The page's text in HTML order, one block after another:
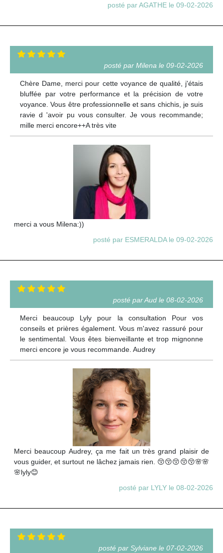
posté par AGATHE le 09-02-2026
posté par Milena le 09-02-2026
Chère Dame, merci pour cette voyance de qualité, j'étais
bluffée par votre performance et la précision de votre
voyance. Vous être professionnelle et sans chichis, je suis
ravie d 'avoir pu vous consulter. Je vous recommande;
mille merci encore++A très vite
merci a vous Milena:))
posté par ESMERALDA le 09-02-2026
posté par Aud le 08-02-2026
Merci beaucoup Lyly pour la consultation Pour vos
conseils et prières également. Vous m'avez rassuré pour
le sentimental. Vous êtes bienveillante et trop mignonne
merci encore je vous recommande. Audrey
Merci beaucoup Audrey, ça me fait un très grand plaisir de
vous guider, et surtout ne lâchez jamais rien. 😚😚😚😚😚🌸🌸
🌸lyly😊
posté par LYLY le 08-02-2026
posté par Sylviane le 07-02-2026